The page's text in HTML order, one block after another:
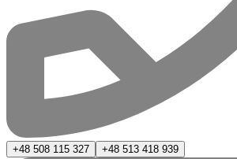
+48 508 115 327 +48 513 418 939